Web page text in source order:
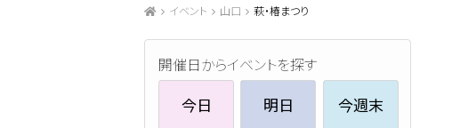
イベント 山口 萩・椿まつり
開催日からイベントを探す
今日 明日 今週末